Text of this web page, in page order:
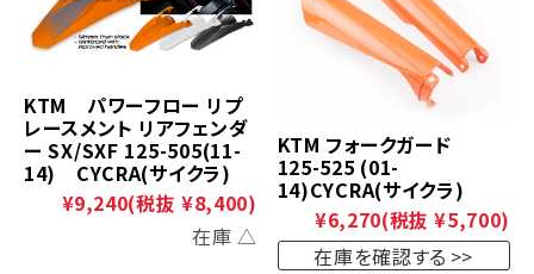
KTM パワーフロー リプ
レースメント リアフェンダ
ー SX/SXF 125-505(11-
14) CYCRA(サイクラ)
¥9,240(税抜 ¥8,400)
在庫 △
KTM フォークガード
125-525 (01-
14)CYCRA(サイクラ)
¥6,270(税抜 ¥5,700)
在庫を確認する